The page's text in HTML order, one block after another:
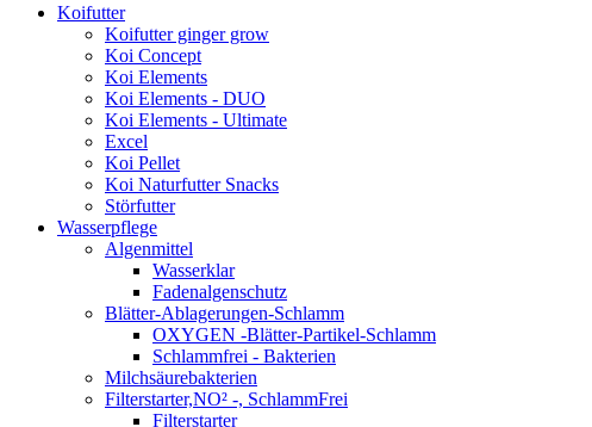
Koifutter
Koifutter ginger grow
Koi Concept
Koi Elements
Koi Elements - DUO
Koi Elements - Ultimate
Excel
Koi Pellet
Koi Naturfutter Snacks
Störfutter
Wasserpflege
Algenmittel
Wasserklar
Fadenalgenschutz
Blätter-Ablagerungen-Schlamm
OXYGEN -Blätter-Partikel-Schlamm
Schlammfrei - Bakterien
Milchsäurebakterien
Filterstarter,NO² -, SchlammFrei
Filterstarter